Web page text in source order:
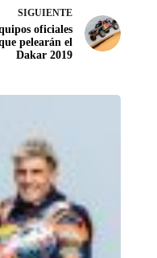
SIGUIENTE
oficiales
pelearán el
Dakar 2019